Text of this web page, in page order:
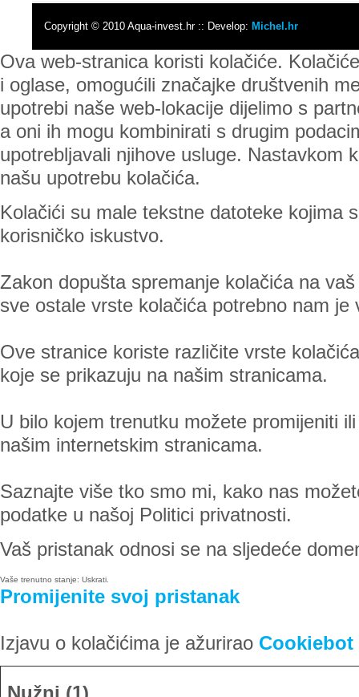
Copyright © 2010 Aqua-invest.hr :: Develop: Michel.hr
Ova web-stranica koristi kolačiće.
i oglase, omogućili značajke društvenih
upotrebi naše web-lokacije dijelimo s
a oni ih mogu kombinirati s drugim
upotrebljavali njihove usluge. Nastavkom
našu upotrebu kolačića.
Kolačići su male tekstne datoteke kojima
korisničko iskustvo.
Zakon dopušta spremanje kolačića na
sve ostale vrste kolačića potrebno nam je
Ove stranice koriste različite vrste
koje se prikazuju na našim stranicama.
U bilo kojem trenutku možete promijeniti
našim internetskim stranicama.
Saznajte više tko smo mi, kako nas
podatke u našoj Politici privatnosti.
Vaš pristanak odnosi se na sljedeće
Vaše trenutno stanje: Uskrati.
Promijenite svoj ​​pristanak
Izjavu o kolačićima je ažurirao Cookiebot
Nužni (1)